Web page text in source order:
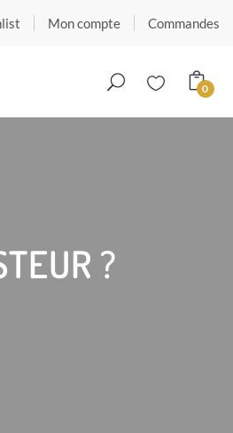
Mon compte Commandes
0
?